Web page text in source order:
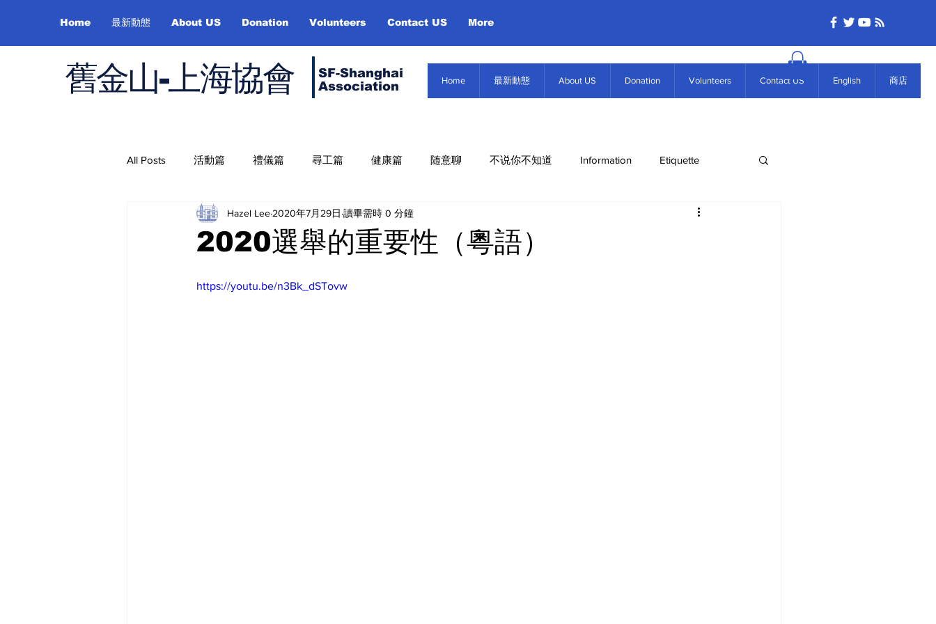
Home 最新動態 About US Donation Volunteers Contact US More
舊金山-上海協會
SF-Shanghai
Association
Home 最新動態 About US Donation Volunteers Contact US English 商店
All Posts 活動篇 禮儀篇 尋工篇 健康篇 随意聊 不说你不知道 Information Etiquette
Job Hunting On Health Misc. Infor About US
2020選舉的重要性（粵語）
Hazel Lee 2020年7月29日 讀畢需時 0 分鐘
https://youtu.be/n3Bk_dSTovw